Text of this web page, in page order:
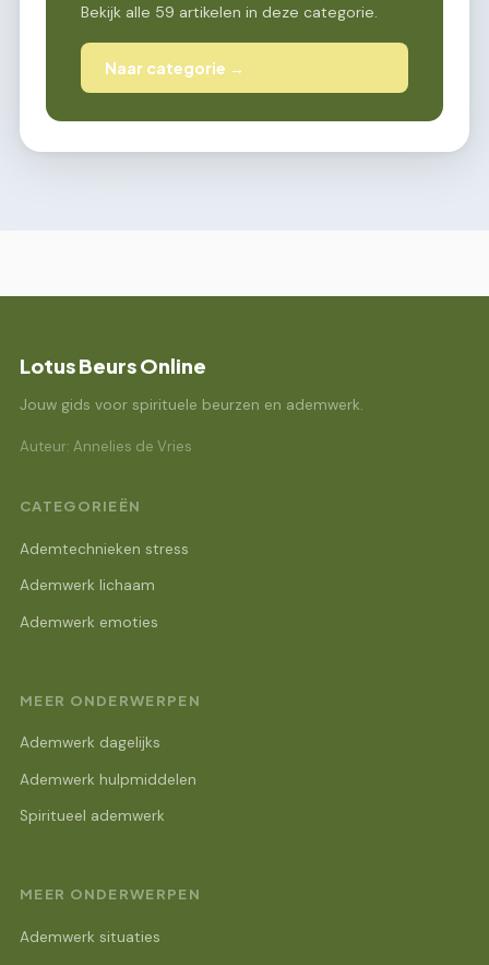
Bekijk alle 59 artikelen in deze categorie.
Naar categorie →
Lotus Beurs Online
Jouw gids voor spirituele beurzen en ademwerk.
Auteur: Annelies de Vries
CATEGORIEËN
Ademtechnieken stress
Ademwerk lichaam
Ademwerk emoties
MEER ONDERWERPEN
Ademwerk dagelijks
Ademwerk hulpmiddelen
Spiritueel ademwerk
MEER ONDERWERPEN
Ademwerk situaties